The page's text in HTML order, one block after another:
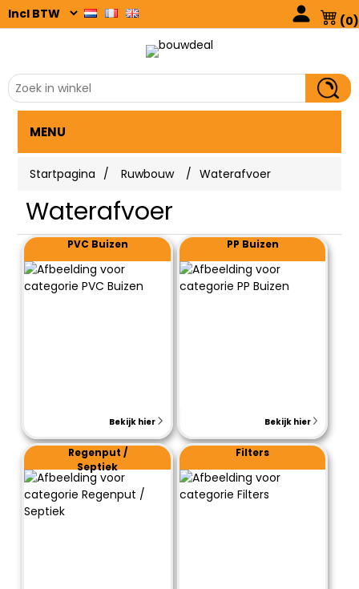
(0)
MENU
Startpagina / Ruwbouw / Waterafvoer
Waterafvoer
PVC Buizen
Bekijk hier
PP Buizen
Bekijk hier
Regenput /
Septiek
Filters